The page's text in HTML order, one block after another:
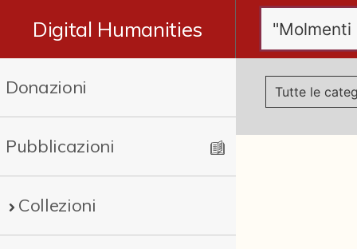
Digital Humanities
Donazioni
Pubblicazioni
Collezioni